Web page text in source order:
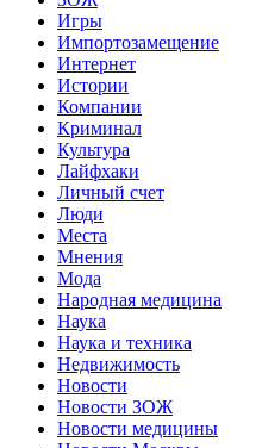
Игры
Импортозамещение
Интернет
Истории
Компании
Криминал
Культура
Лайфхаки
Личный счет
Люди
Места
Мнения
Мода
Народная медицина
Наука
Наука и техника
Недвижимость
Новости
Новости ЗОЖ
Новости медицины